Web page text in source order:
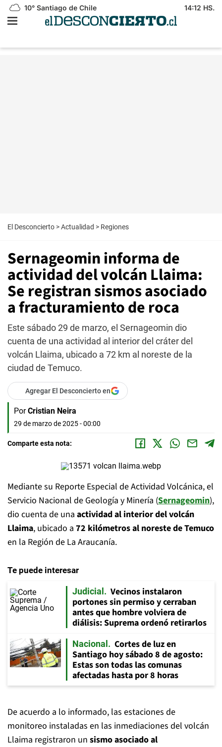
10° Santiago de Chile 14:12 HS.
El Desconcierto >Actualidad > Regiones
Sernageomin informa de
actividad del volcán Llaima:
Se registran sismos asociado
a fracturamiento de roca
Este sábado 29 de marzo, el Sernageomin dio
cuenta de una actividad al interior del cráter del
volcán Llaima, ubicado a 72 km al noreste de la
ciudad de Temuco.
Agregar El Desconcierto en
Por Cristian Neira
29 de marzo de 2025 - 00:00
Comparte esta nota:
Mediante su Reporte Especial de Actividad Volcánica, el
Servicio Nacional de Geología y Minería (Sernageomin),
dio cuenta de una actividad al interior del volcán
Llaima, ubicado a 72 kilómetros al noreste de Temuco
en la Región de La Araucanía.
Te puede interesar
Judicial
Vecinos instalaron
portones sin permiso y cerraban
antes que hombre volviera de
diálisis: Suprema ordenó retirarlos
Nacional
Cortes de luz en
Santiago hoy sábado 8 de agosto:
Estas son todas las comunas
afectadas hasta por 8 horas
De acuerdo a lo informado, las estaciones de
monitoreo instaladas en las inmediaciones del volcán
Llaima registraron un sismo asociado al